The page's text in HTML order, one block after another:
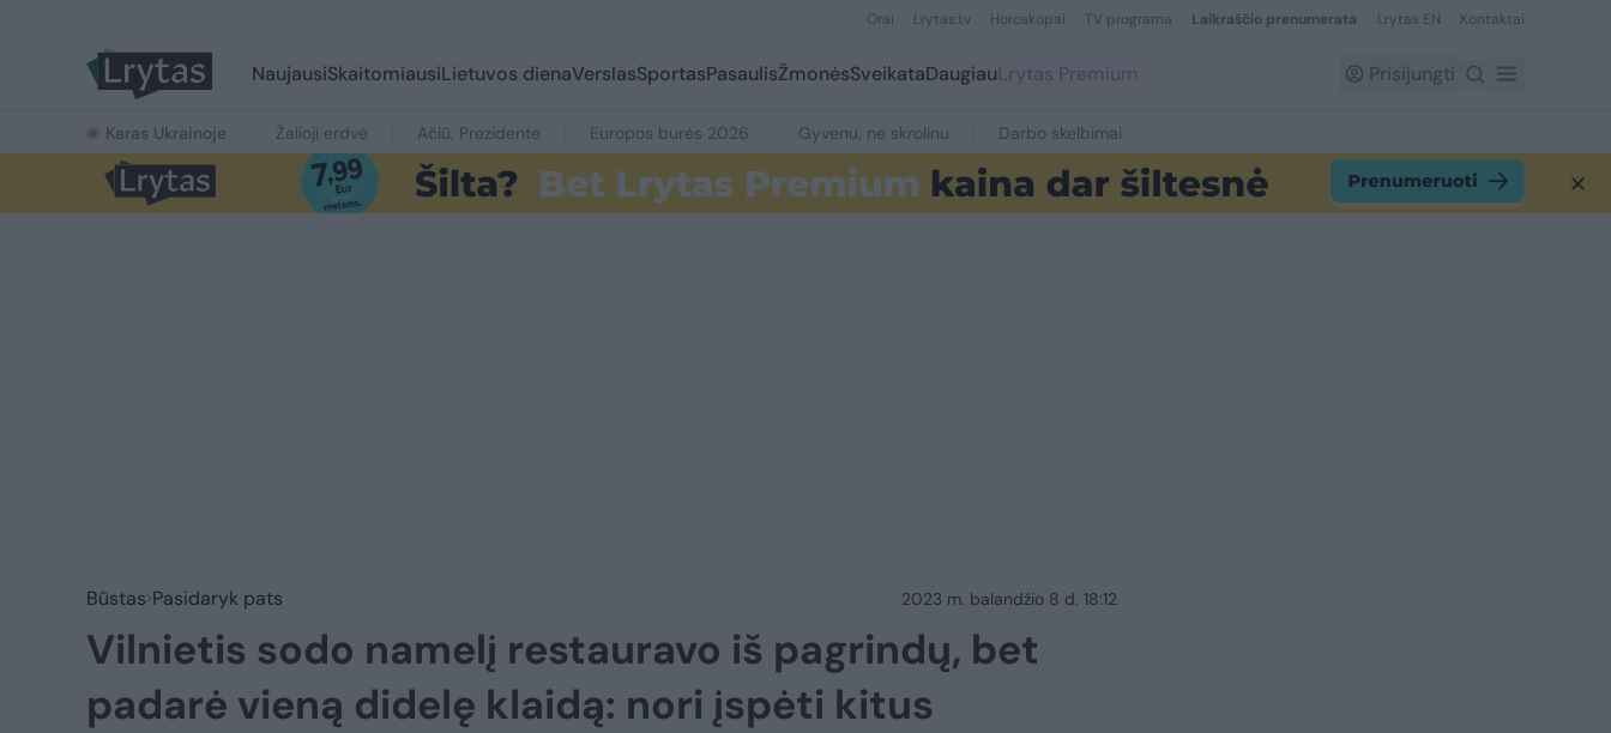
Orai Lrytas.tv Horoskopai TV programa Laikraščio prenumerata Lrytas EN Kontaktai
NaujausiSkaitomiausiLietuvos dienaVerslasSportasPasaulisŽmonėsSveikataDaugiauLrytas Premium Prisijungti
Karas Ukrainoje Žalioji erdvė Ačiū, Prezidente Europos burės 2026 Gyvenu, ne skrolinu Darbo skelbimai
Būstas Pasidaryk pats 2023 m. balandžio 8 d. 18:12
Vilnietis sodo namelį restauravo iš pagrindų, bet
padarė vieną didelę klaidą: nori įspėti kitus